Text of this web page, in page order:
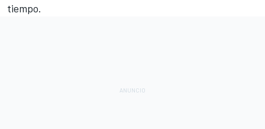
tiempo.